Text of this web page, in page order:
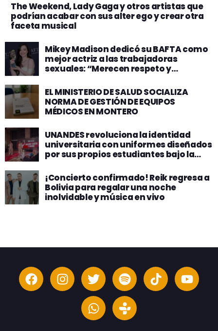
The Weekend, Lady Gaga y otros artistas que
podrían acabar con sus alter ego y crear otra
faceta musical
Mikey Madison dedicó su BAFTA como
mejor actriz a las trabajadoras
sexuales: “Merecen respeto y
EL MINISTERIO DE SALUD SOCIALIZA
NORMA DE GESTIÓN DE EQUIPOS
MÉDICOS EN MONTERO
UNANDES revoluciona la identidad
universitaria con uniformes diseñados
por sus propios estudiantes bajo la
¡Concierto confirmado! Reik regresa a
Bolivia para regalar una noche
inolvidable y música en vivo